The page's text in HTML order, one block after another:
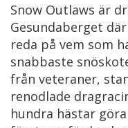
Snow Outlaws är
Gesundaberget
reda på vem som
snabbaste
från veteraner,
renodlade
hundra hästar